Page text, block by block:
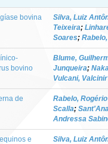
bovina
Silva, Luiz
Teixeira;
Soares;
bovino
Blume,
Junqueira;
Vulcani,
de
Rabelo,
Scalla;
Andressa
e
Silva, Luiz